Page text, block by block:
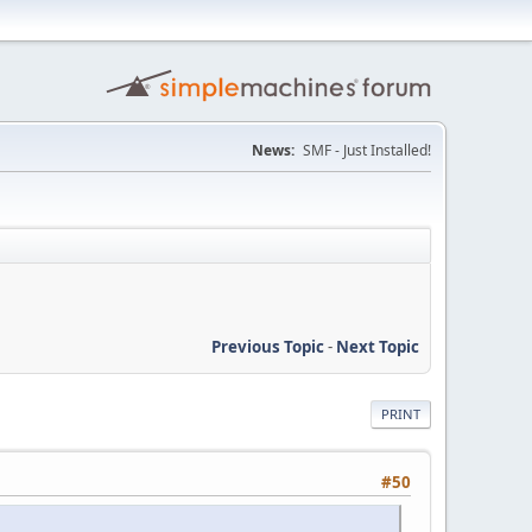
News: SMF - Just Installed!
Previous Topic- Next Topic
PRINT
#50